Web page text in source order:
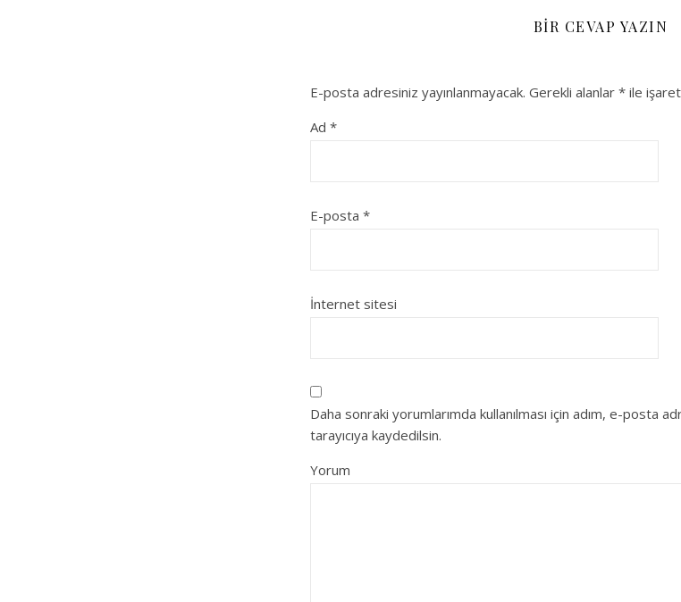
BIR CEVAP YAZIN
E-posta adresiniz yayınlanmayacak. Gerekli alanlar * ile
Ad *
E-posta *
İnternet sitesi
Daha sonraki yorumlarımda kullanılması için adım, e-posta
tarayıcıya kaydedilsin.
Yorum